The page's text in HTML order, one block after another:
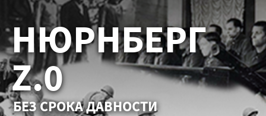
НЮРНБЕРГ
Z.0
БЕЗ СРОКА ДАВНОСТИ